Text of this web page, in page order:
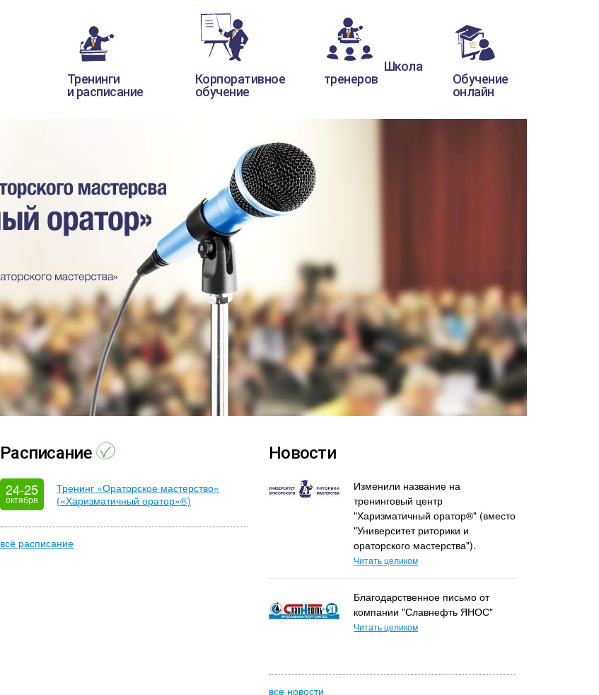
Тренинги
и расписание
Корпоративное
обучение
Школа
тренеров Обучение
онлайн
Расписание
24-25
октября
Тренинг «Ораторское мастерство»
(«Харизматичный оратор»®)
всё расписание
Новости
Изменили название на
тренинговый центр
"Харизматичный оратор®" (вместо
"Университет риторики и
ораторского мастерства").
Читать целиком
Благодарственное письмо от
компании "Славнефть ЯНОС"
Читать целиком
все новости